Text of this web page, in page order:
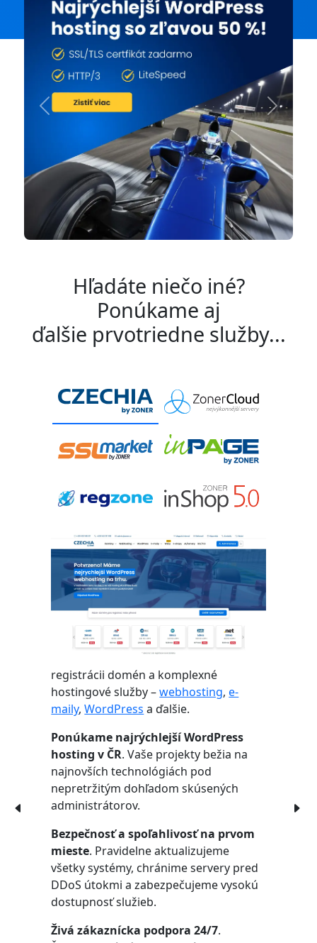
Previous Next
Hľadáte niečo iné?
Ponúkame aj
ďalšie prvotriedne služby...
registrácii domén a komplexné
hostingové služby –webhosting,e-
maily,WordPress a ďalšie.
Ponúkame najrýchlejší WordPress
hosting v ČR. Vaše projekty bežia na
najnovších technológiách pod
nepretržitým dohľadom skúsených
administrátorov.
Bezpečnosť a spoľahlivosť na prvom
mieste. Pravidelne aktualizujeme
všetky systémy, chránime servery pred
DDoS útokmi a zabezpečujeme vysokú
dostupnosť služieb.
Živá zákaznícka podpora 24/7.